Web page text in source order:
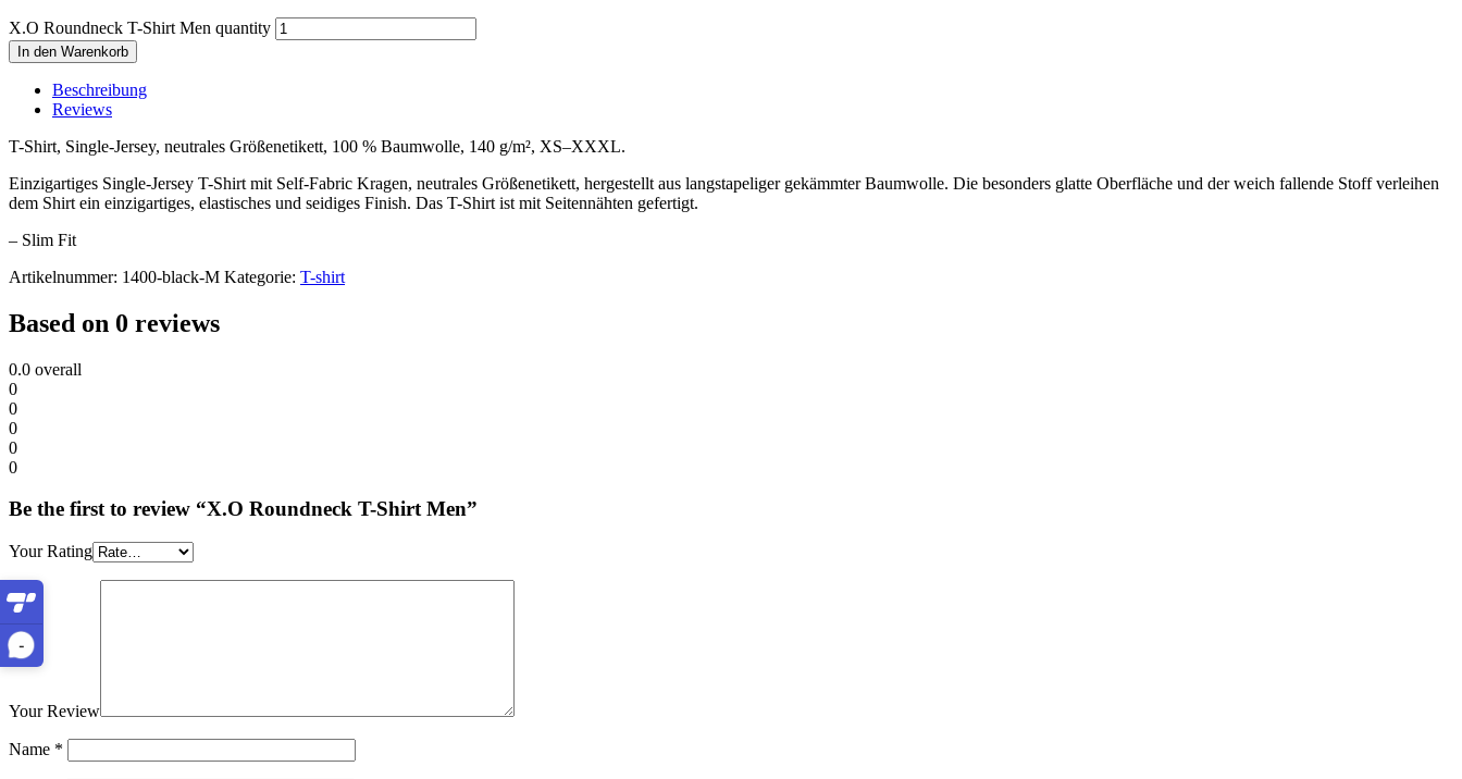
-
X.O Roundneck T-Shirt Men quantity
In den Warenkorb
Beschreibung
Reviews
T-Shirt, Single-Jersey, neutrales Größenetikett, 100 % Baumwolle, 140 g/m², XS–XXXL.
Einzigartiges Single-Jersey T-Shirt mit Self-Fabric Kragen, neutrales Größenetikett, hergestellt aus langstapeliger gekämmter Baumwolle. Die besonders glatte Oberfläche und der weich fallende Stoff verleihen
dem Shirt ein einzigartiges, elastisches und seidiges Finish. Das T-Shirt ist mit Seitennähten gefertigt.
– Slim Fit
Artikelnummer: 1400-black-M Kategorie: T-shirt
Based on 0 reviews
0.0 overall
0
0
0
0
0
Be the first to review “X.O Roundneck T-Shirt Men”
Your Rating
Your Review
Name *